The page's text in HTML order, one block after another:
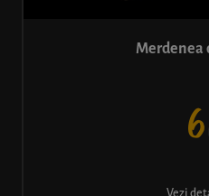
Merdenea
6
Vezi